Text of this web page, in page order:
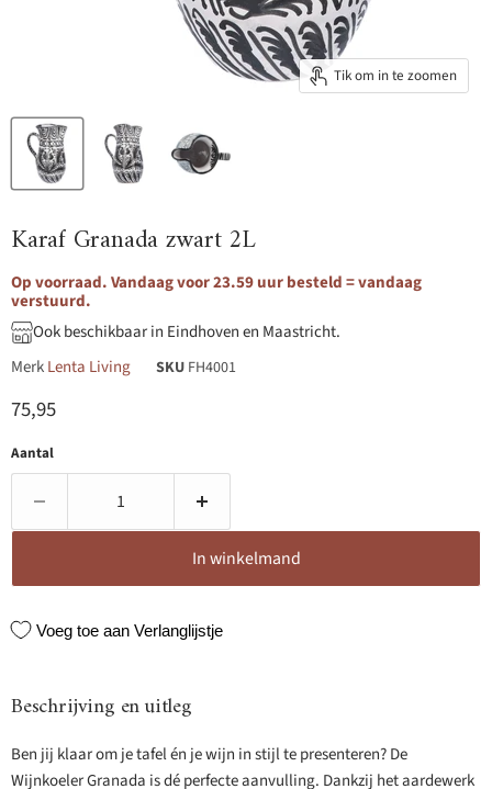
Tik om in te zoomen
Karaf Granada zwart 2L
Op voorraad. Vandaag voor 23.59 uur besteld = vandaag
verstuurd.
Ook beschikbaar in Eindhoven en Maastricht.
MerkLenta Living SKU FH4001
Huidige prijs
75,95
Aantal
In winkelmand
Voeg toe aan Verlanglijstje
Beschrijving en uitleg
Ben jij klaar om je tafel én je wijn in stijl te presenteren? De
Wijnkoeler Granada is dé perfecte aanvulling. Dankzij het aardewerk